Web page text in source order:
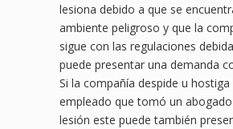
lesiona debido a que se
ambiente peligroso y que la
sigue con las regulaciones
puede presentar una demanda
Si la compañía despide u hostiga
empleado que tomó un
lesión este puede también